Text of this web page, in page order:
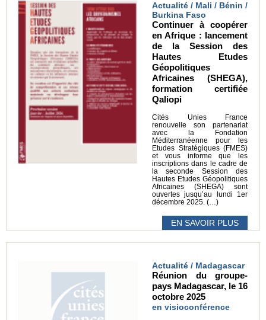
Actualité / Mali / Bénin /
Burkina Faso
Continuer à coopérer
en Afrique : lancement
de la Session des
Hautes Etudes
Géopolitiques
Africaines (SHEGA),
formation certifiée
Qaliopi
Cités Unies France
renouvelle son partenariat
avec la Fondation
Méditerranéenne pour les
Etudes Stratégiques (FMES)
et vous informe que les
inscriptions dans le cadre de
la seconde Session des
Hautes Etudes Géopolitiques
Africaines (SHEGA) sont
ouvertes jusqu’au lundi 1er
décembre 2025. (…)
EN SAVOIR PLUS
Actualité / Madagascar
Réunion du groupe-
pays Madagascar, le 16
octobre 2025
en visioconférence